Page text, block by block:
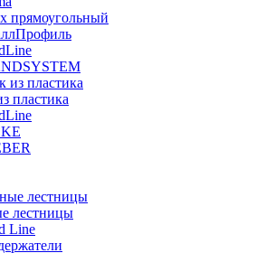
прямоугольный
пластика
лестницы
Line